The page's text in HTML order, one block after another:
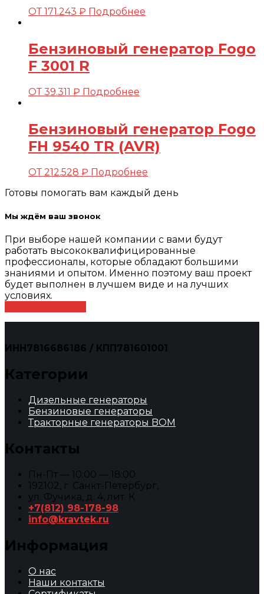
ОТ 171.243 ₽ Подробнее
Бензиновый генератор Fogo
F 3001 R
ОТ 39.311 ₽ Подробнее
Бензиновый генератор Fogo
FH 9540 TR (AVR)
ОТ 212.528 ₽ Подробнее
Готовы помогать вам каждый день
Мы ждём ваш звонок
При выборе нашей компании с вами будут
работать высококвалифицированные
профессионалы, которые обладают большими
знаниями и опытом. Именно поэтому ваш проект
будет выполнен в лучшем виде и на лучших
условиях.
ИНН7816686186 / КПП781601001
Категории
Дизельные генераторы
Бензиновые генераторы
Тракторные генераторы BOM
Контакты
Пн-Пт — 10:00 — 18:00
192102, г. Санкт-Петербург,
ул. Фучика, д. 4, лит. К
+7(812) 98-178-98
info@kravtek.ru
Информация
О нас
Наши контакты